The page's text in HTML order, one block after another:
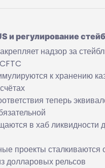
и регулирование
надзор за
к хранению
теперь
в хаб ликвидности
проекты сталкиваются
долларовых рельсов